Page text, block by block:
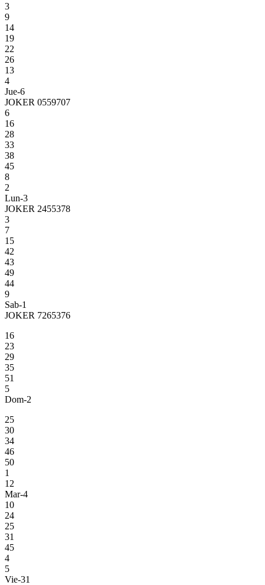
3
9
14
19
22
26
13
4
Jue-6
JOKER 0559707
6
16
28
33
38
45
8
2
Lun-3
JOKER 2455378
3
7
15
42
43
49
44
9
Sab-1
JOKER 7265376
16
23
29
35
51
5
Dom-2
25
30
34
46
50
1
12
Mar-4
10
24
25
31
45
4
5
Vie-31